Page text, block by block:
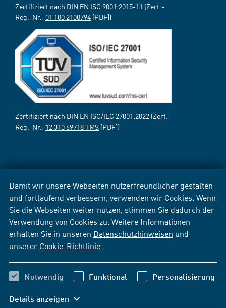
Damit wir unsere Webseiten nutzerfreundlicher gestalten
und fortlaufend verbessern, verwenden wir Cookies. Wenn
Sie die Webseiten weiter nutzen, stimmen Sie dadurch der
Verwendung von Cookies zu. Weitere Informationen
erhalten Sie in unseren Datenschutzhinweisen und
unserer Cookie-Richtlinie
Notwendig Funktional Personalisierung
Details anzeigen
Zertifiziert nach DIN EN ISO 9001:2015-11 (Zert.-
Reg.-Nr.: 01 100 2100794 [PDF])
Zertifiziert nach DIN EN ISO/IEC 27001:2022 (Zert.-
Reg.-Nr.: 12 310 69718 TMS [PDF])